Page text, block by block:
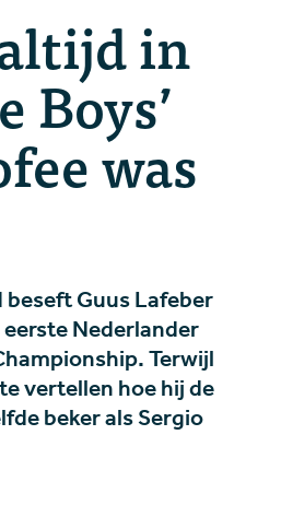
in
was
Guus Lafeber
Nederlander
Terwijl
vertellen hoe hij de
beker als Sergio